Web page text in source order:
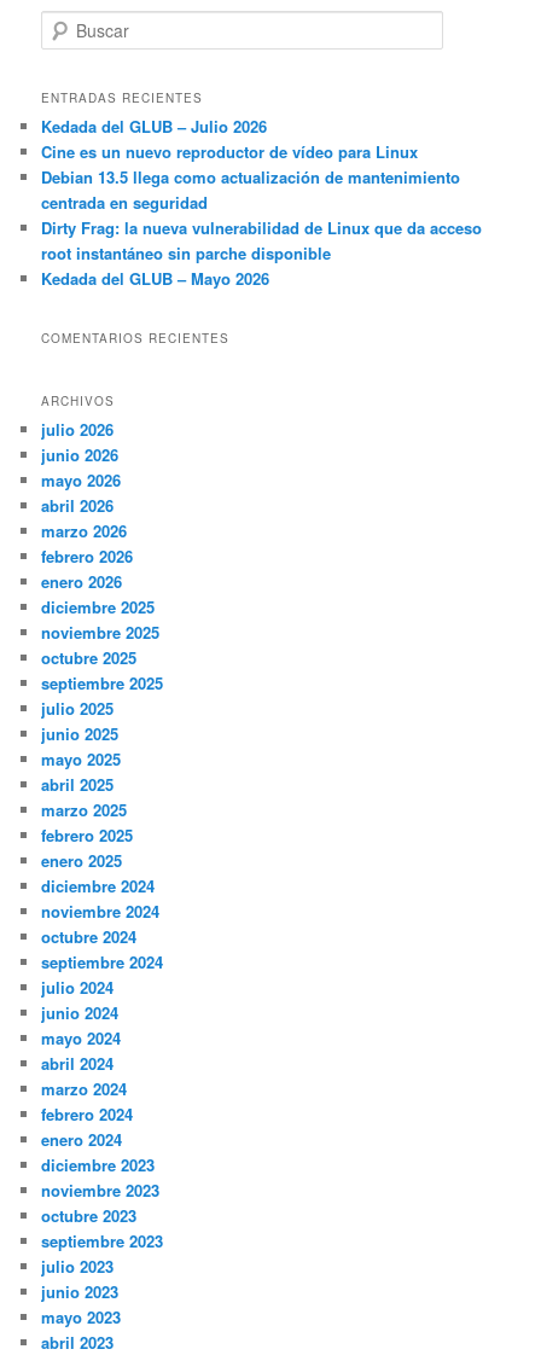
u
c
r
ENTRADAS RECIENTES
Kedada del GLUB – Julio 2026
Cine es un nuevo reproductor de vídeo para Linux
Debian 13.5 llega como actualización de mantenimiento
centrada en seguridad
Dirty Frag: la nueva vulnerabilidad de Linux que da acceso
root instantáneo sin parche disponible
Kedada del GLUB – Mayo 2026
COMENTARIOS RECIENTES
ARCHIVOS
julio 2026
junio 2026
mayo 2026
abril 2026
marzo 2026
febrero 2026
enero 2026
diciembre 2025
noviembre 2025
octubre 2025
septiembre 2025
julio 2025
junio 2025
mayo 2025
abril 2025
marzo 2025
febrero 2025
enero 2025
diciembre 2024
noviembre 2024
octubre 2024
septiembre 2024
julio 2024
junio 2024
mayo 2024
abril 2024
marzo 2024
febrero 2024
enero 2024
diciembre 2023
noviembre 2023
octubre 2023
septiembre 2023
julio 2023
junio 2023
mayo 2023
abril 2023